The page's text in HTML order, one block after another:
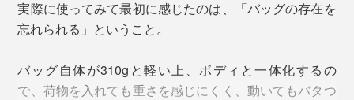
す。
見渡しやすく、メッシュ製のポケットで、中身を見つけ
やすい仕様です。
実際に使ってみて最初に感じたのは、「バッグの存在を
忘れられる」ということ。
バッグ自体が310gと軽い上、ボディと一体化するの
で、荷物を入れても重さを感じにくく、動いてもバタつ